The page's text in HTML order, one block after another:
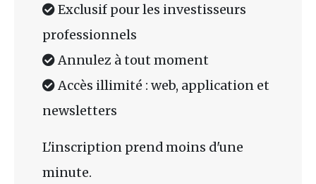
Exclusif pour les investisseurs
professionnels
Annulez à tout moment
Accès illimité : web, application et
newsletters
L'inscription prend moins d'une
minute.